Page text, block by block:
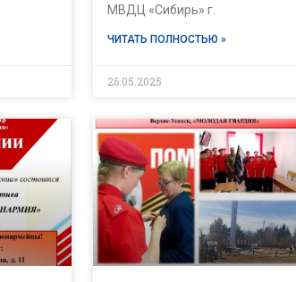
МВДЦ «Сибирь» г.
ЧИТАТЬ ПОЛНОСТЬЮ »
26.05.2025